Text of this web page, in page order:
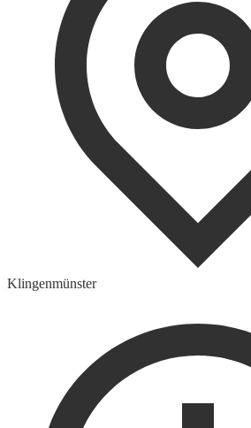
Klingenmünster